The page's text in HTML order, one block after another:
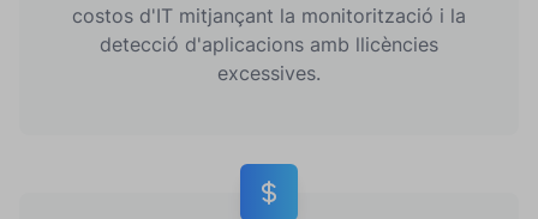
costos d'IT mitjançant la monitorització i la
detecció d'aplicacions amb llicències
excessives.